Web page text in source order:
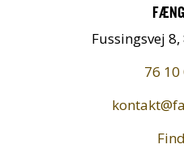
Fussingsvej
76 10